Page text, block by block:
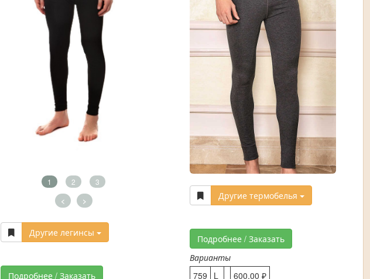
1 2 3
< >
Другие легинсы
Подробнее / Заказать
Другие термобелья
Подробнее / Заказать
Варианты
759
L
600,00 ₽